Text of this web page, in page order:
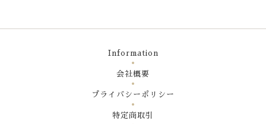
Information
会社概要
プライバシーポリシー
特定商取引